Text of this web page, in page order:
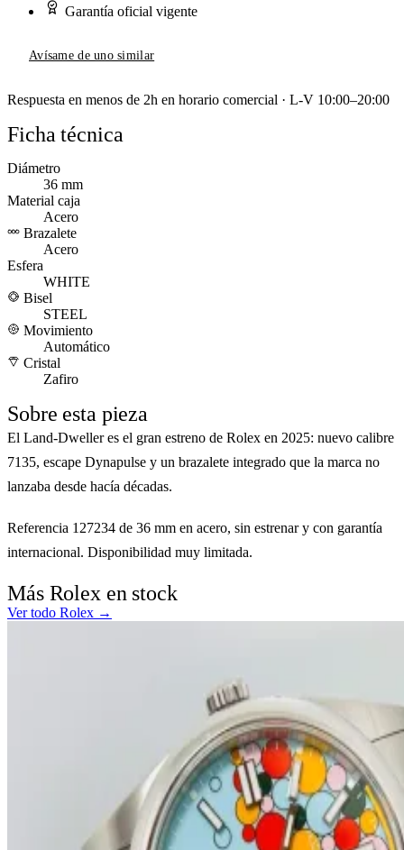
Garantía oficial vigente
Avísame de uno similar
Respuesta en menos de 2h en horario comercial · L-V 10:00–20:00
Ficha técnica
Diámetro
36 mm
Material caja
Acero
Brazalete
Acero
Esfera
WHITE
Bisel
STEEL
Movimiento
Automático
Cristal
Zafiro
Sobre esta pieza
El Land-Dweller es el gran estreno de Rolex en 2025: nuevo calibre
7135, escape Dynapulse y un brazalete integrado que la marca no
lanzaba desde hacía décadas.
Referencia 127234 de 36 mm en acero, sin estrenar y con garantía
internacional. Disponibilidad muy limitada.
Más Rolex en stock
Ver todo Rolex →